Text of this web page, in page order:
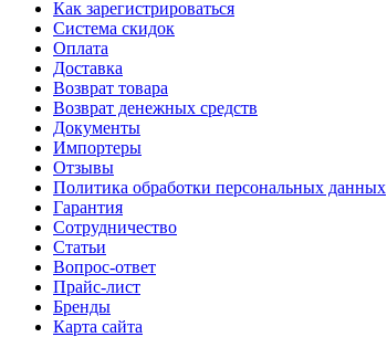
Как зарегистрироваться
Система скидок
Оплата
Доставка
Возврат товара
Возврат денежных средств
Документы
Импортеры
Отзывы
Политика обработки персональных данных
Гарантия
Сотрудничество
Статьи
Вопрос-ответ
Прайс-лист
Бренды
Карта сайта